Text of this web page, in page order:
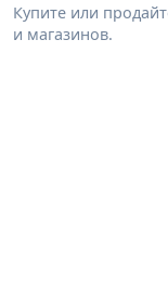
Купите или
и магазинов.